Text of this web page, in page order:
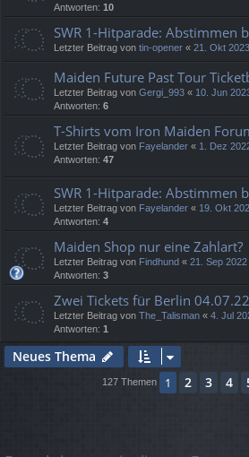
Antworten: 10
SWR 1-Hitparade: Abstimmen
Letzter Beitrag von tin-opener « 21. Okt
Maiden Future Past Tour
Letzter Beitrag von Gergi_993 « 10. Jun
Antworten: 6
T-Shirts vom Iron Maiden
Letzter Beitrag von Fayelander « 1. Dez
Antworten: 47
SWR 1-Hitparade: Abstimmen
Letzter Beitrag von Fayelander « 19. Okt
Antworten: 4
Maiden Shop nur eine Zahlart?
Letzter Beitrag von Findhund « 21. Sep 2022
Antworten: 3
Zwei Tickets für Berlin
Letzter Beitrag von The_Talisman « 4. Jul
Antworten: 1
Neues Thema
127 Themen 1 2 3 4